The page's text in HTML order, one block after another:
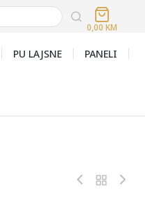
0,00 KM
PU LAJSNE PANELI